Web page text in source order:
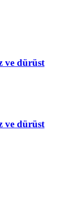
ve dürüst
ve dürüst